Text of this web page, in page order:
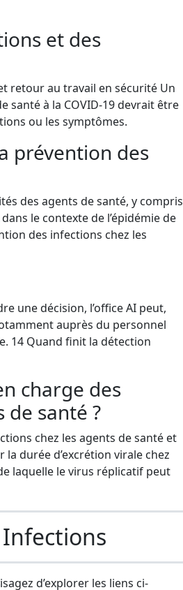
et des
retour au travail en sécurité Un
santé à la COVID-19 devrait être
ou les symptômes.
prévention des
des agents de santé, y compris
le contexte de l’épidémie de
des infections chez les
une décision, l’office AI peut,
auprès du personnel
14 Quand finit la détection
charge des
de santé ?
chez les agents de santé et
durée d’excrétion virale chez
laquelle le virus réplicatif peut
Infections
d’explorer les liens ci-